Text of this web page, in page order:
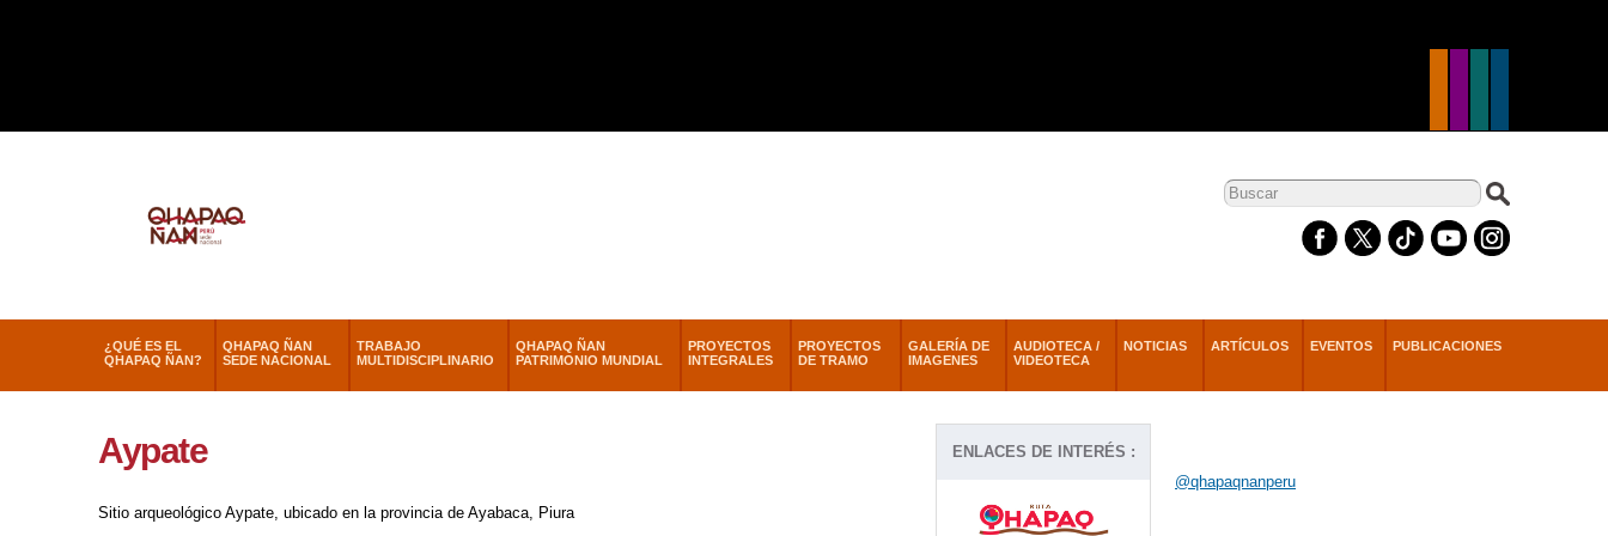
Formulario de
búsqueda
¿QUÉ ES EL
QHAPAQ ÑAN?
QHAPAQ ÑAN
SEDE NACIONAL
TRABAJO
MULTIDISCIPLINARIO
QHAPAQ ÑAN
PATRIMONIO MUNDIAL
PROYECTOS
INTEGRALES
PROYECTOS
DE TRAMO
GALERÍA DE
IMAGENES
AUDIOTECA /
VIDEOTECA
NOTICIAS ARTÍCULOS EVENTOS PUBLICACIONES
Aypate
Sitio arqueológico Aypate, ubicado en la provincia de Ayabaca, Piura
ENLACES DE INTERÉS :
@qhapaqnanperu